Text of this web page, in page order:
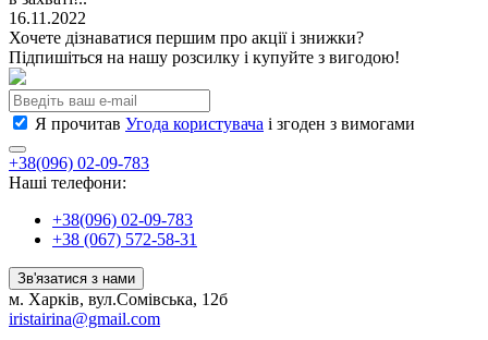
16.11.2022
Хочете дізнаватися першим про акції і знижки?
Підпишіться на нашу розсилку і купуйте з вигодою!
Я прочитав Угода користувача і згоден з вимогами
+38(096) 02-09-783
Наші телефони:
+38(096) 02-09-783
+38 (067) 572-58-31
Зв'язатися з нами
м. Харків, вул.Сомівська, 12б
iristairina@gmail.com